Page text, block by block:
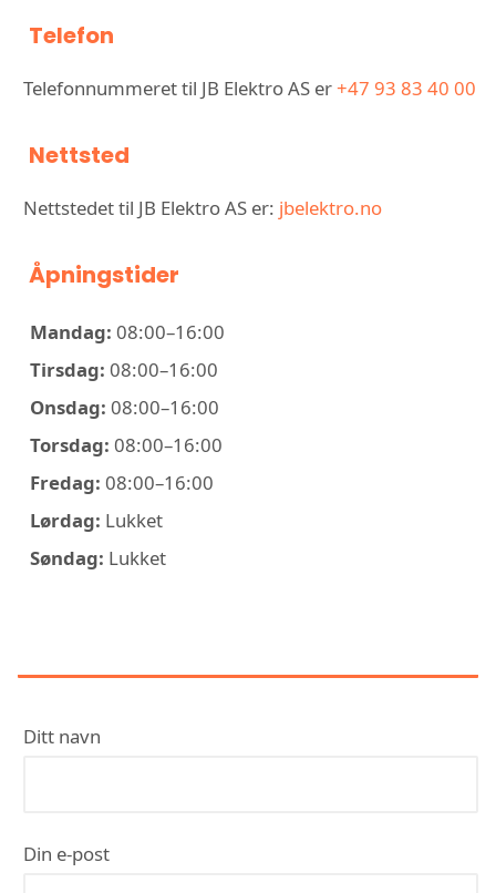
Telefon
Telefonnummeret til JB Elektro AS er+47 93 83 40 00
Nettsted
Nettstedet til JB Elektro AS er: jbelektro.no
Åpningstider
Mandag: 08:00–16:00
Tirsdag: 08:00–16:00
Onsdag: 08:00–16:00
Torsdag: 08:00–16:00
Fredag: 08:00–16:00
Lørdag: Lukket
Søndag: Lukket
Ditt navn
Din e-post